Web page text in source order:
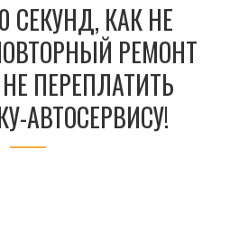
СЕКУНД, КАК НЕ
РЕМОНТ
ПЕРЕПЛАТИТЬ
АВТОСЕРВИСУ!